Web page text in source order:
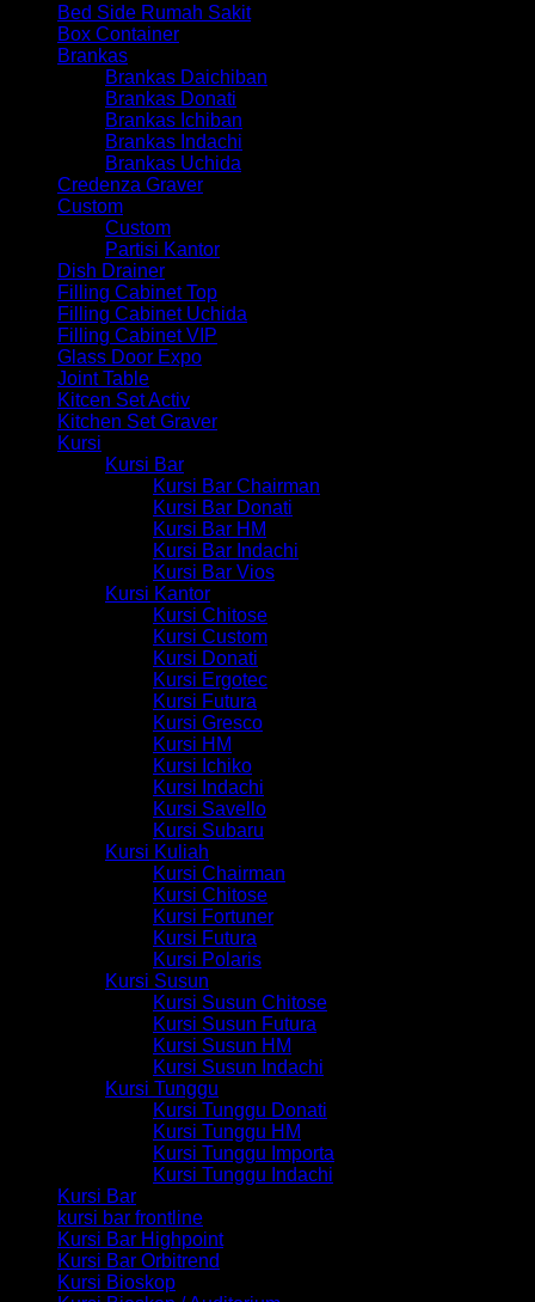
Bed Side Rumah Sakit
Box Container
Brankas
Brankas Daichiban
Brankas Donati
Brankas Ichiban
Brankas Indachi
Brankas Uchida
Credenza Graver
Custom
Custom
Partisi Kantor
Dish Drainer
Filling Cabinet Top
Filling Cabinet Uchida
Filling Cabinet VIP
Glass Door Expo
Joint Table
Kitcen Set Activ
Kitchen Set Graver
Kursi
Kursi Bar
Kursi Bar Chairman
Kursi Bar Donati
Kursi Bar HM
Kursi Bar Indachi
Kursi Bar Vios
Kursi Kantor
Kursi Chitose
Kursi Custom
Kursi Donati
Kursi Ergotec
Kursi Futura
Kursi Gresco
Kursi HM
Kursi Ichiko
Kursi Indachi
Kursi Savello
Kursi Subaru
Kursi Kuliah
Kursi Chairman
Kursi Chitose
Kursi Fortuner
Kursi Futura
Kursi Polaris
Kursi Susun
Kursi Susun Chitose
Kursi Susun Futura
Kursi Susun HM
Kursi Susun Indachi
Kursi Tunggu
Kursi Tunggu Donati
Kursi Tunggu HM
Kursi Tunggu Importa
Kursi Tunggu Indachi
Kursi Bar
kursi bar frontline
Kursi Bar Highpoint
Kursi Bar Orbitrend
Kursi Bioskop